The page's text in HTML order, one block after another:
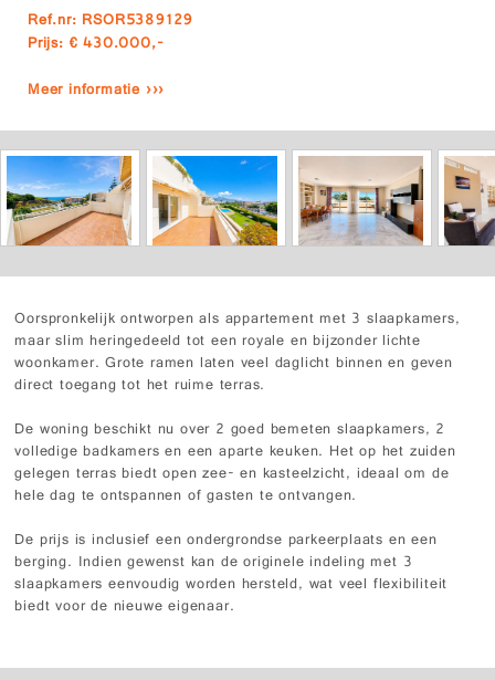
Ref.nr: RSOR5389129
Prijs: € 430.000,-
Meer informatie ›››
Oorspronkelijk ontworpen als appartement met 3 slaapkamers,
maar slim heringedeeld tot een royale en bijzonder lichte
woonkamer. Grote ramen laten veel daglicht binnen en geven
direct toegang tot het ruime terras.
De woning beschikt nu over 2 goed bemeten slaapkamers, 2
volledige badkamers en een aparte keuken. Het op het zuiden
gelegen terras biedt open zee- en kasteelzicht, ideaal om de
hele dag te ontspannen of gasten te ontvangen.
De prijs is inclusief een ondergrondse parkeerplaats en een
berging. Indien gewenst kan de originele indeling met 3
slaapkamers eenvoudig worden hersteld, wat veel flexibiliteit
biedt voor de nieuwe eigenaar.